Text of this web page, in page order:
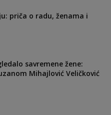
priča o radu, ženama i
savremene žene:
Mihajlović Veličković